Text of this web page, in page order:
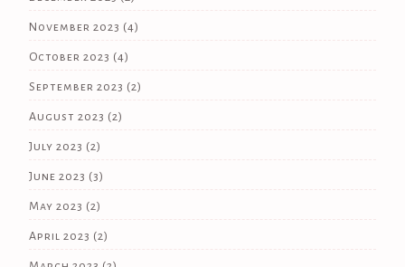
November 2023 (4)
October 2023 (4)
September 2023 (2)
August 2023 (2)
July 2023 (2)
June 2023 (3)
May 2023 (2)
April 2023 (2)